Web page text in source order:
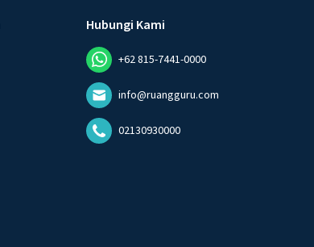
Hubungi Kami
+62 815-7441-0000
info@ruangguru.com
02130930000